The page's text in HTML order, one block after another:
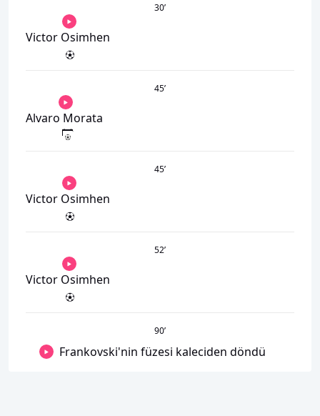
30’
Victor Osimhen
45’
Alvaro Morata
45’
Victor Osimhen
52’
Victor Osimhen
90’
Frankovski'nin füzesi kaleciden döndü